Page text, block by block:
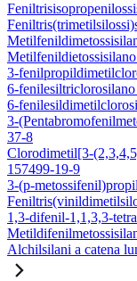
3-
6-
6-
3-
37-8
Clorodimetil[3-
157499-19-9
3-(p-
1,3-difenil-1,1,3,3-
Alchilsilani a catena